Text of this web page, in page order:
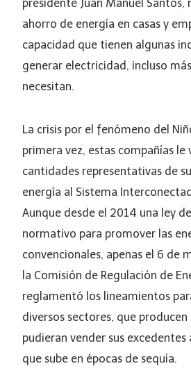
presidente Juan Manuel Santos,
ahorro de energía en casas y
capacidad que tienen algunas
generar electricidad, incluso
necesitan.
La crisis por el fenómeno del
primera vez, estas compañías le
cantidades representativas de
energía al Sistema
Aunque desde el 2014 una ley
normativo para promover las
convencionales, apenas el 6 de
la Comisión de Regulación de
reglamentó los lineamientos
diversos sectores, que
pudieran vender sus excedentes
que sube en épocas de sequía.